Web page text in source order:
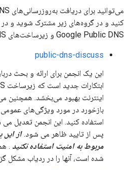
کنید و در گروه‌های زیر مشترک شوید و
Google Public DNS و زیرساخت‌های DNS به طور کلی بحث کنید:
public-dns-discuss
این یک انجمن برای ارائه و بحث
اینترنت بهبود می‌بخشد. همچنین
استفاده کنید. این انجمن تعدیل
پس از تایید ظاهر می شود.از
مربوط به امنیت استفاده نکنید .
شده است، آنها را در ردیاب مشکل